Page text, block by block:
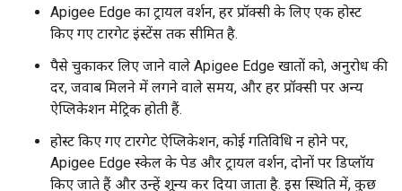
Apigee Edge का ट्रायल वर्शन, हर प्रॉक्सी के लिए एक होस्ट
किए गए टारगेट इंस्टेंस तक सीमित है.
पैसे चुकाकर लिए जाने वाले Apigee Edge खातों को, अनुरोध की
दर, जवाब मिलने में लगने वाले समय, और हर प्रॉक्सी पर अन्य
ऐप्लिकेशन मेट्रिक होती हैं.
होस्ट किए गए टारगेट ऐप्लिकेशन, कोई गतिविधि न होने पर,
Apigee Edge स्केल के पेड और ट्रायल वर्शन, दोनों पर डिप्लॉय
किए जाते हैं और उन्हें शून्य कर दिया जाता है. इस स्थिति में, कुछ